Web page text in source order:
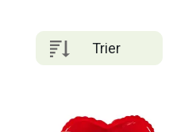
Trier